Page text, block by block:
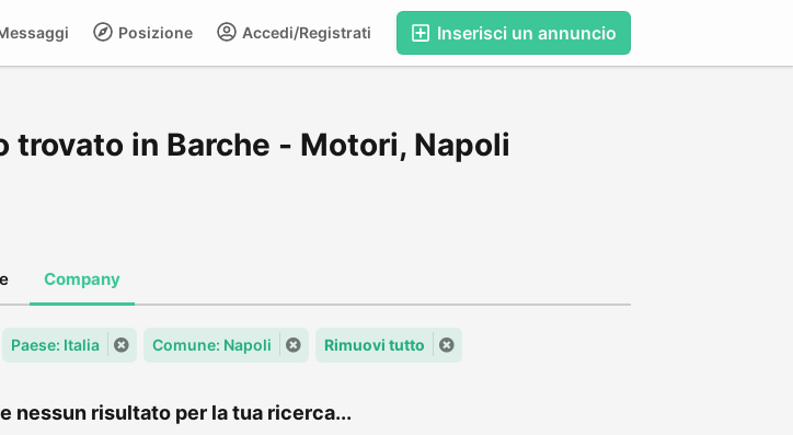
Inserisci un annuncio
Accedi/Registrati
Posizione
trovato in Barche - Motori, Napoli
Company
Paese: Italia Comune: Napoli Rimuovi tutto
nessun risultato per la tua ricerca...